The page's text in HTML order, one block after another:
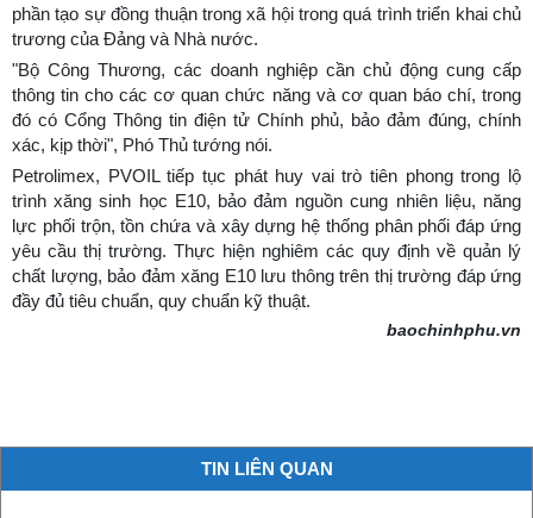
phần tạo sự đồng thuận trong xã hội trong quá trình triển khai chủ
trương của Đảng và Nhà nước.
"Bộ Công Thương, các doanh nghiệp cần chủ động cung cấp
thông tin cho các cơ quan chức năng và cơ quan báo chí, trong
đó có Cổng Thông tin điện tử Chính phủ, bảo đảm đúng, chính
xác, kịp thời", Phó Thủ tướng nói.
Petrolimex, PVOIL tiếp tục phát huy vai trò tiên phong trong lộ
trình xăng sinh học E10, bảo đảm nguồn cung nhiên liệu, năng
lực phối trộn, tồn chứa và xây dựng hệ thống phân phối đáp ứng
yêu cầu thị trường. Thực hiện nghiêm các quy định về quản lý
chất lượng, bảo đảm xăng E10 lưu thông trên thị trường đáp ứng
đầy đủ tiêu chuẩn, quy chuẩn kỹ thuật.
baochinhphu.vn
TIN LIÊN QUAN